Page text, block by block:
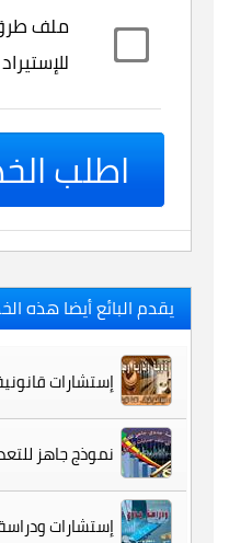
ملف
اطلب
يقدم البائع أيضا هذه
إستشارات
نموذج جاهز
إستشارات